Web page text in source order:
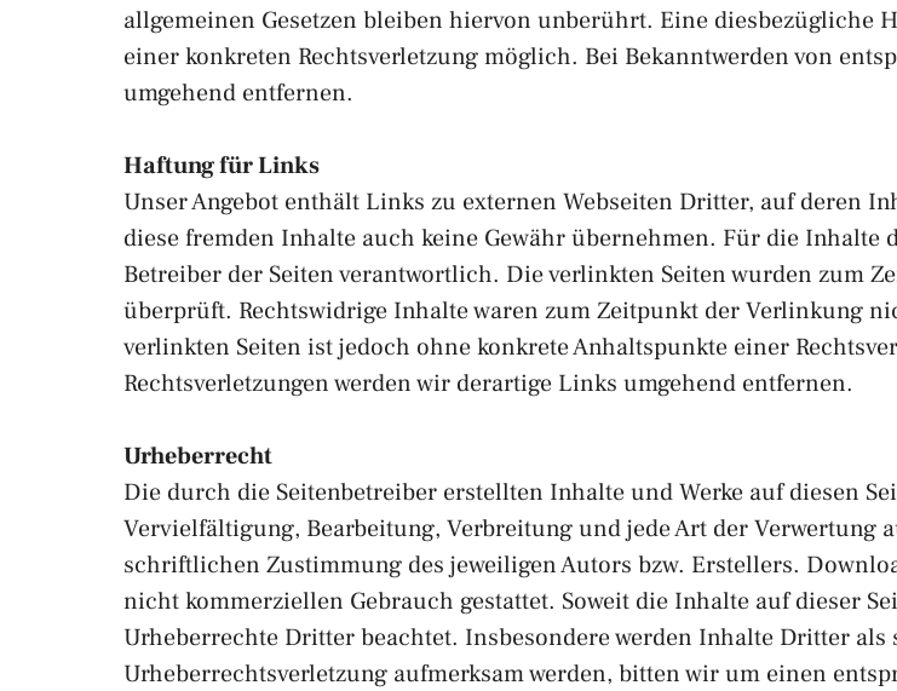
allgemeinen Gesetzen bleiben hiervon unberührt. Eine diesbezügliche
einer konkreten Rechtsverletzung möglich. Bei Bekanntwerden von
umgehend entfernen.
Haftung für Links
Unser Angebot enthält Links zu externen Webseiten Dritter, auf deren
diese fremden Inhalte auch keine Gewähr übernehmen. Für die Inhalte
Betreiber der Seiten verantwortlich. Die verlinkten Seiten wurden zum
überprüft. Rechtswidrige Inhalte waren zum Zeitpunkt der Verlinkung
verlinkten Seiten ist jedoch ohne konkrete Anhaltspunkte einer
Rechtsverletzungen werden wir derartige Links umgehend entfernen.
Urheberrecht
Die durch die Seitenbetreiber erstellten Inhalte und Werke auf diesen
Vervielfältigung, Bearbeitung, Verbreitung und jede Art der Verwertung
schriftlichen Zustimmung des jeweiligen Autors bzw. Erstellers.
nicht kommerziellen Gebrauch gestattet. Soweit die Inhalte auf dieser
Urheberrechte Dritter beachtet. Insbesondere werden Inhalte Dritter
Urheberrechtsverletzung aufmerksam werden, bitten wir um einen